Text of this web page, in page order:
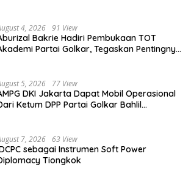
4, 2026 91 View
Bakrie Hadiri Pembukaan TOT
Partai Golkar, Tegaskan Pentingnya
5, 2026 77 View
DKI Jakarta Dapat Mobil Operasional
Ketum DPP Partai Golkar Bahlil
7, 2026 63 View
sebagai Instrumen Soft Power
Tiongkok